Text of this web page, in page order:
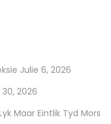
Julie 6, 2026
2026
Maar Eintlik Tyd Mors